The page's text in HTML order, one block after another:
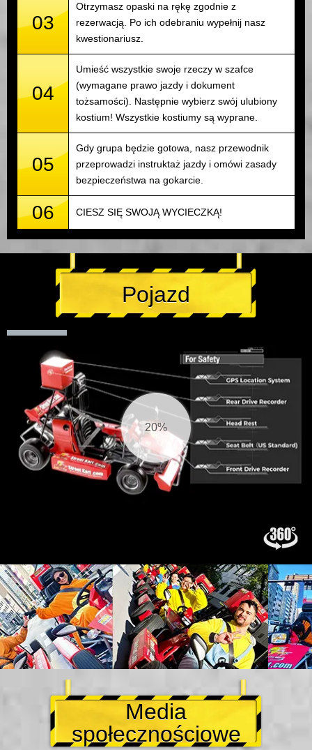
03
Otrzymasz opaski na rękę zgodnie z
rezerwacją. Po ich odebraniu wypełnij nasz
kwestionariusz.
04
Umieść wszystkie swoje rzeczy w szafce
(wymagane prawo jazdy i dokument
tożsamości). Następnie wybierz swój ulubiony
kostium! Wszystkie kostiumy są wyprane.
05
Gdy grupa będzie gotowa, nasz przewodnik
przeprowadzi instruktaż jazdy i omówi zasady
bezpieczeństwa na gokarcie.
06 CIESZ SIĘ SWOJĄ WYCIECZKĄ!
Pojazd
21%
Media
społecznościowe